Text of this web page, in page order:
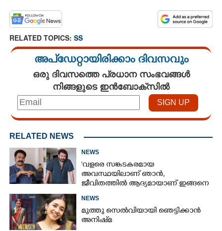
RELATED TOPICS: SS
അപ്ഡേറ്റായിരിക്കാം ദിവസവും
ഒരു ദിവസത്തെ പ്രധാന സംഭവങ്ങൾ
നിങ്ങളുടെ ഇൻബോക്സിൽ
RELATED NEWS
NEWS
'വളരെ സങ്കടകരമായ
അവസ്ഥയിലാണ് ഞാൻ,
ജീവിതത്തിൽ ആദ്യമായാണ് ഇങ്ങനെ
മോഹൻലാൽ
NEWS
മുത്തു സെൽവിയായി ഞെട്ടിക്കാൻ
അനിഷ്‌മ